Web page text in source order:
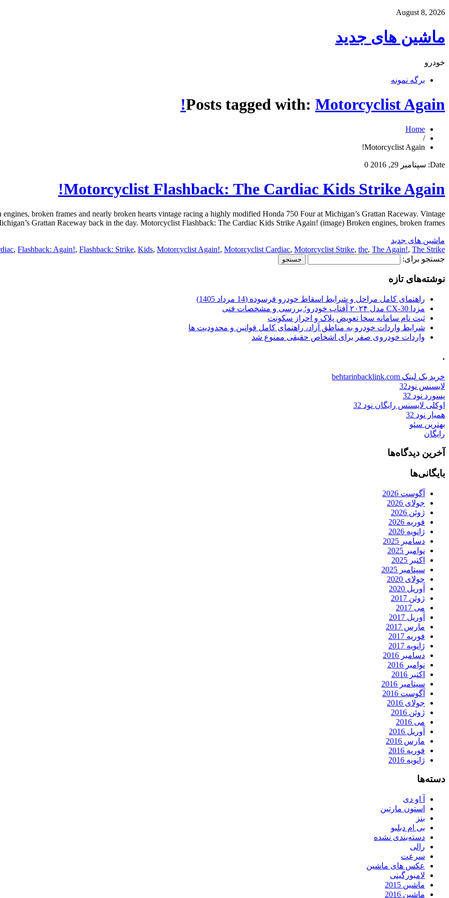
August 8, 2026
ماشین های جدید
خودرو
برگه نمونه
Posts tagged with: Motorcyclist Again!
Home
/
Motorcyclist Again!
Date: سپتامبر 29, 2016 0
Motorcyclist Flashback: The Cardiac Kids Strike Again!
broken frames and nearly broken hearts vintage racing a highly modified Honda 750 Four at Michigan’s Grattan Raceway. Vintage
Grattan Raceway back in the day. Motorcyclist Flashback: The Cardiac Kids Strike Again! (image) Broken engines, broken frames […]
ماشین های جدید
, Flashback: Again!, Flashback: Strike, Kids, Motorcyclist Again!, Motorcyclist Cardiac, Motorcyclist Strike, the, The Again!, The Strike
جستجو برای:
نوشته‌های تازه
راهنمای کامل مراحل و شرایط اسقاط خودرو فرسوده (14 مرداد 1405)
مزدا CX-30 مدل ۲۰۲۴ آفتاب خودرو؛ بررسی و مشخصات فنی
ثبت نام سامانه سخا تعویض پلاک و احراز سکونت
شرایط واردات خودرو به مناطق آزاد، راهنمای کامل قوانین و محدودیت ها
واردات خودروی صفر برای اشخاص حقیقی ممنوع شد
.
خرید بک لینک behtarinbacklink.com
لایسنس نود32
پسورد نود 32
اوکلی لایسنس رایگان نود 32
همیار نود 32
بهترین سئو
رایگان
آخرین دیدگاه‌ها
بایگانی‌ها
آگوست 2026
جولای 2026
ژوئن 2026
فوریه 2026
ژانویه 2026
دسامبر 2025
نوامبر 2025
اکتبر 2025
سپتامبر 2025
جولای 2020
آوریل 2020
ژوئن 2017
می 2017
آوریل 2017
مارس 2017
فوریه 2017
ژانویه 2017
دسامبر 2016
نوامبر 2016
اکتبر 2016
سپتامبر 2016
آگوست 2016
جولای 2016
ژوئن 2016
می 2016
آوریل 2016
مارس 2016
فوریه 2016
ژانویه 2016
دسته‌ها
آ او دی
استون مارتین
بنز
بی ام دبلیو
دسته‌بندی نشده
رالی
سرعت
عکس های ماشین
لامبورگینی
ماشین 2015
ماشین 2016